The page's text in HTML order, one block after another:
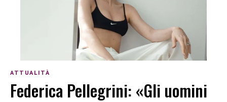
ATTUALITÀ
Federica Pellegrini: «Gli uomini